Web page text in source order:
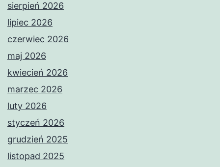
sierpień 2026
lipiec 2026
czerwiec 2026
maj 2026
kwiecień 2026
marzec 2026
luty 2026
styczeń 2026
grudzień 2025
listopad 2025